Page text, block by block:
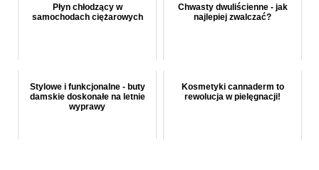
Płyn chłodzący w
samochodach ciężarowych
Chwasty dwuliścienne - jak
najlepiej zwalczać?
Stylowe i funkcjonalne - buty
damskie doskonałe na letnie
wyprawy
Kosmetyki cannaderm to
rewolucja w pielęgnacji!